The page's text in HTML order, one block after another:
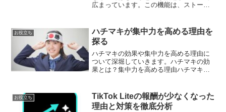
広まっています。この機能は、ストーリ
用されています。特に、過去のストーリ
ーズを一覧...
お役立ち
ハチマキが集中力を高める理由を
探る
ハチマキの効果や集中力を高める理由に
ついて深堀していきます。ハチマキの効
果とは？集中力を高める理由ハチマキの
職人、学生が使用してきました。その起
源は古代にさかのぼり、戦...
お役立ち
TikTok Liteの報酬が少なくなった
理由と対策を徹底分析